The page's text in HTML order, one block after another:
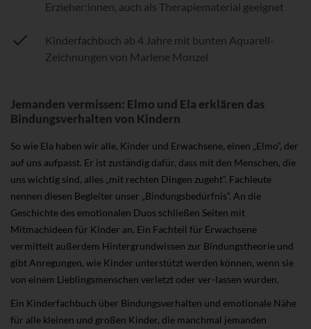
Erzieher:innen, auch als Therapiematerial geeignet
Kinderfachbuch ab 4 Jahre mit bunten Aquarell-
Zeichnungen von Marlene Monzel
Jemanden vermissen: Elmo und Ela erklären das
Bindungsverhalten von Kindern
So wie Ela haben wir alle, Kinder und Erwachsene, einen „Elmo“, der
auf uns aufpasst. Er ist zuständig dafür, dass mit den Menschen, die
uns wichtig sind, alles „mit rechten Dingen zugeht“. Fachleute
nennen diesen Begleiter unser „Bindungsbedürfnis“. An die
Geschichte des emotionalen Duos schließen Seiten mit
Mitmachideen für Kinder an. Ein Fachteil für Erwachsene
vermittelt außerdem Hintergrundwissen zur Bindungstheorie und
gibt Anregungen, wie Kinder unterstützt werden können, wenn sie
von einem Lieblingsmenschen verletzt oder ver-lassen wurden.
Ein Kinderfachbuch über Bindungsverhalten und emotionale Nähe
für alle kleinen und großen Kinder, die manchmal jemanden